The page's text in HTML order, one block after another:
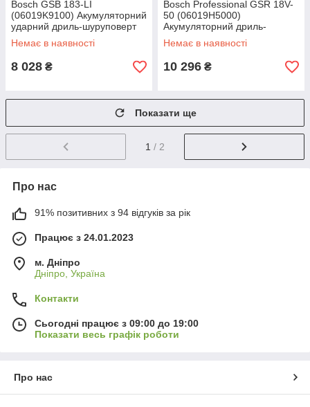
Bosch GSB 183-LI
(06019K9100) Акумуляторний
ударний дриль-шуруповерт
Немає в наявності
8 028 ₴
Bosch Professional GSR 18V-
50 (06019H5000)
Акумуляторний дриль-
шурупокрут + 2 акб 18 В / 2
А•г + ЗП GAL 18V-20 + L-Case
Немає в наявності
10 296 ₴
Показати ще
1 / 2
Про нас
91% позитивних з 94 відгуків за рік
Працює з 24.01.2023
м. Дніпро
Дніпро, Україна
Контакти
Сьогодні працює з 09:00 до 19:00
Показати весь графік роботи
Про нас